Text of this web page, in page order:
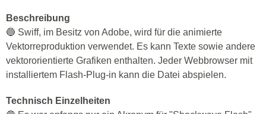
Beschreibung
🔵 Swiff, im Besitz von Adobe, wird für die animierte
Vektorreproduktion verwendet. Es kann Texte sowie andere
vektororientierte Grafiken enthalten. Jeder Webbrowser mit
installiertem Flash-Plug-in kann die Datei abspielen.
Technisch Einzelheiten